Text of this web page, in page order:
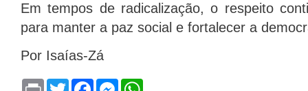
Em tempos de radicalização, o respeito
para manter a paz social e fortalecer a
Por Isaías-Zá
P
T
F
M